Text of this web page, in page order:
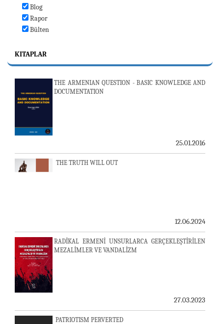
Blog
Rapor
Bülten
KITAPLAR
THE ARMENIAN QUESTION - BASIC KNOWLEDGE AND
DOCUMENTATION
25.01.2016
THE TRUTH WILL OUT
12.06.2024
RADİKAL ERMENİ UNSURLARCA GERÇEKLEŞTİRİLEN
MEZALİMLER VE VANDALİZM
27.03.2023
PATRIOTISM PERVERTED